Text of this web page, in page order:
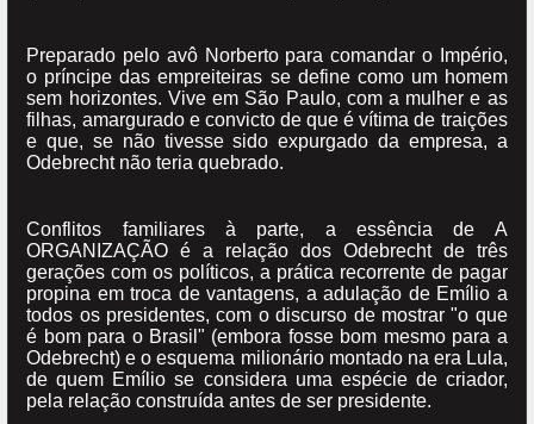
Preparado pelo avô Norberto para comandar o Império,
o príncipe das empreiteiras se define como um homem
sem horizontes. Vive em São Paulo, com a mulher e as
filhas, amargurado e convicto de que é vítima de traições
e que, se não tivesse sido expurgado da empresa, a
Odebrecht não teria quebrado.
Conflitos familiares à parte, a essência de A
ORGANIZAÇÃO é a relação dos Odebrecht de três
gerações com os políticos, a prática recorrente de pagar
propina em troca de vantagens, a adulação de Emílio a
todos os presidentes, com o discurso de mostrar "o que
é bom para o Brasil" (embora fosse bom mesmo para a
Odebrecht) e o esquema milionário montado na era Lula,
de quem Emílio se considera uma espécie de criador,
pela relação construída antes de ser presidente.